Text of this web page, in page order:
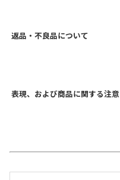
返品・不良品について
表現、および商品に関する注意